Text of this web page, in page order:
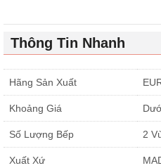
Thông Tin Nhanh
Hãng Sản Xuất
Khoảng Giá
Số Lượng Bếp 2
Xuất Xứ